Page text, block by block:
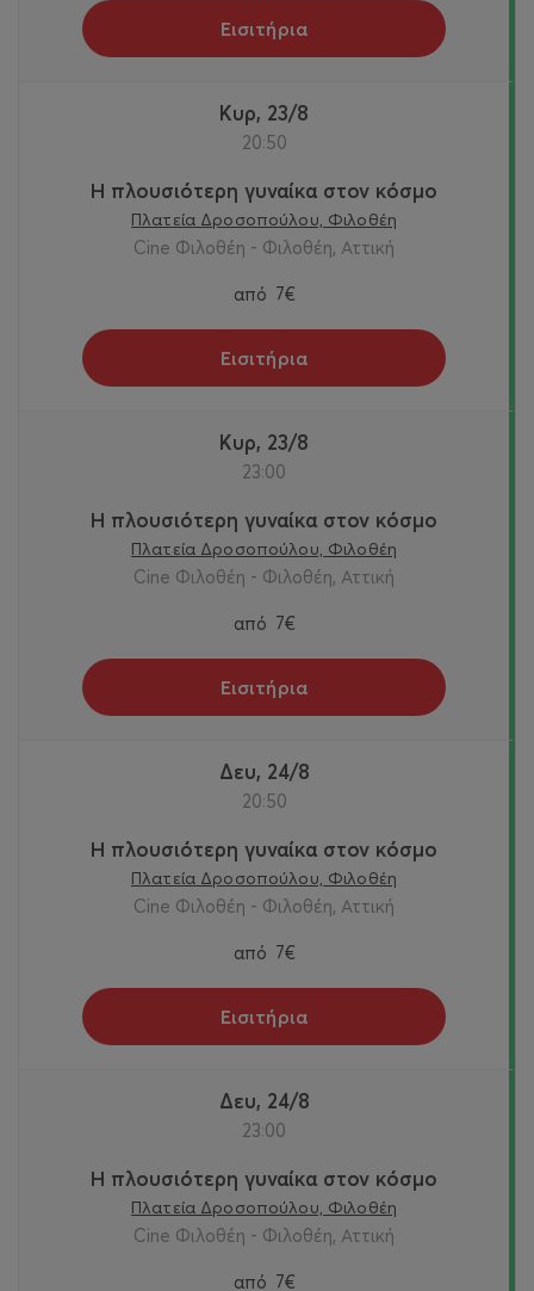
Εισιτήρια
Κυρ, 23/8
20:50
Η πλουσιότερη γυναίκα στον κόσμο
Πλατεία Δροσοπούλου, Φιλοθέη
Cine Φιλοθέη - Φιλοθέη, Αττική
από 7€
Εισιτήρια
Κυρ, 23/8
23:00
Η πλουσιότερη γυναίκα στον κόσμο
Πλατεία Δροσοπούλου, Φιλοθέη
Cine Φιλοθέη - Φιλοθέη, Αττική
από 7€
Εισιτήρια
Δευ, 24/8
20:50
Η πλουσιότερη γυναίκα στον κόσμο
Πλατεία Δροσοπούλου, Φιλοθέη
Cine Φιλοθέη - Φιλοθέη, Αττική
από 7€
Εισιτήρια
Δευ, 24/8
23:00
Η πλουσιότερη γυναίκα στον κόσμο
Πλατεία Δροσοπούλου, Φιλοθέη
Cine Φιλοθέη - Φιλοθέη, Αττική
από 7€